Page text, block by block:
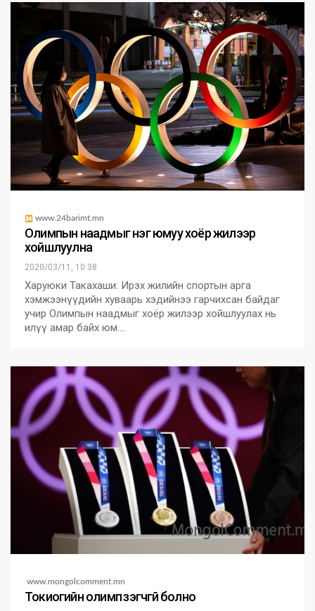
www.24barimt.mn
Олимпын наадмыг нэг юмуу хоёр жилээр
хойшлуулна
2020/03/11, 10:38
Харуюки Такахаши: Ирэх жилийн спортын арга
хэмжээнүүдийн хуваарь хэдийнээ гарчихсан байдаг
учир Олимпын наадмыг хоёр жилээр хойшлуулах нь
илүү амар байх юм.…
www.mongolcomment.mn
Токиогийн олимп үзэгчгүй болно